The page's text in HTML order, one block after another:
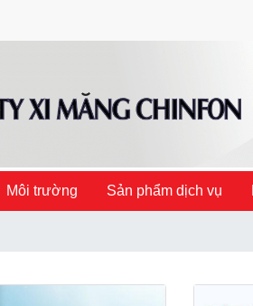
Môi trường Sản phẩm dịch vụ